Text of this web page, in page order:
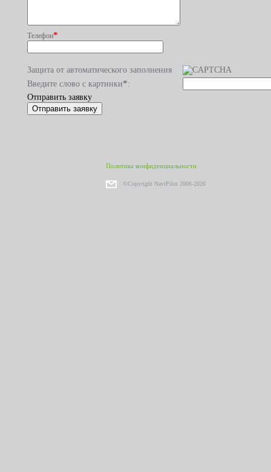
Телефон*
Защита от автоматического заполнения
Введите слово с картинки*:
Отправить заявку
Политика конфиденциальности
©Copyright NaviPilot 2006-2026